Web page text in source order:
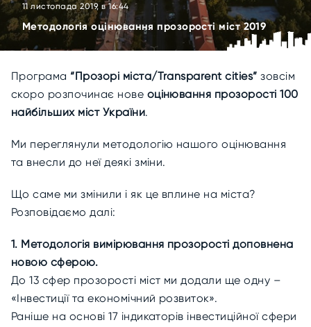
11 листопада 2019, в 16:44
Методологія оцінювання прозорості міст 2019
Програма “Прозорі міста/Transparent cities” зовсім
скоро розпочинає нове оцінювання прозорості 100
найбільших міст України.
Ми переглянули методологію нашого оцінювання
та внесли до неї деякі зміни.
Що саме ми змінили і як це вплине на міста?
Розповідаємо далі:
1. Методологія вимірювання прозорості доповнена
новою сферою.
До 13 сфер прозорості міст ми додали ще одну –
«Інвестиції та економічний розвиток».
Раніше на основі 17 індикаторів інвестиційної сфери